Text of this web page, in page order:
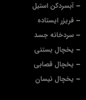
آبسردکن استیل
فریزر ایستاده
سردخانه جسد
یخچال بستنی
یخچال قصابی
یخچال نیسان